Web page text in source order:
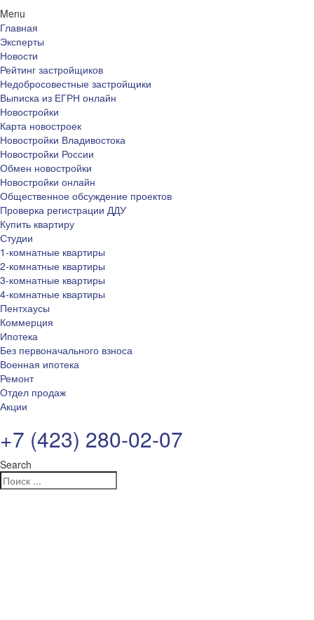
Menu
Главная
Эксперты
Новости
Рейтинг застройщиков
Недобросовестные застройщики
Выписка из ЕГРН онлайн
Новостройки
Карта новостроек
Новостройки Владивостока
Новостройки России
Обмен новостройки
Новостройки онлайн
Общественное обсуждение проектов
Проверка регистрации ДДУ
Купить квартиру
Студии
1-комнатные квартиры
2-комнатные квартиры
3-комнатные квартиры
4-комнатные квартиры
Пентхаусы
Коммерция
Ипотека
Без первоначального взноса
Военная ипотека
Ремонт
Отдел продаж
Акции
+7 (423) 280-02-07
Search